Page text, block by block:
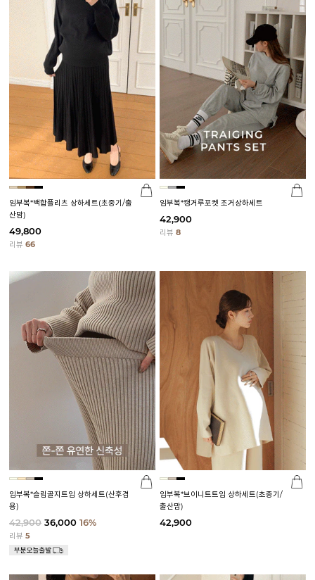
임부복*백합플리츠 상하세트(초중기/출
산맘)
49,800
리뷰 66
임부복*캥거루포켓 조거상하세트
42,900
리뷰 8
임부복*슬림골지트임 상하세트(산후겸
용)
42,900 36,000 16%
리뷰 5
임부복*브이니트트임 상하세트(초중기/
출산맘)
42,900